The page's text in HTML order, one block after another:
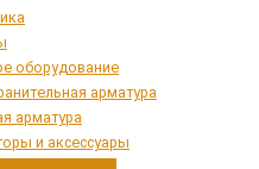
оборудование
арматура
арматура
и аксессуары